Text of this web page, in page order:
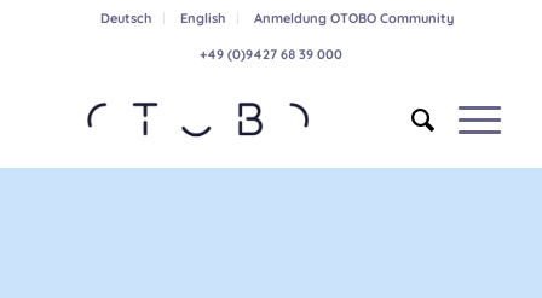
Deutsch English Anmeldung OTOBO Community
+49 (0)9427 68 39 000